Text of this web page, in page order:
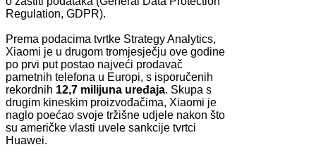
Regulation, GDPR).
Prema podacima tvrtke Strategy Analytics,
Xiaomi je u drugom tromjesječju ove godine
po prvi put postao najveći prodavač
pametnih telefona u Europi, s isporučenih
rekordnih 12,7 milijuna uređaja. Skupa s
drugim kineskim proizvođačima, Xiaomi je
naglo poećao svoje tržišne udjele nakon što
su američke vlasti uvele sankcije tvrtci
Huawei.